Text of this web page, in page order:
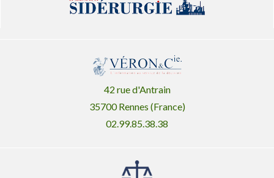
42 rue d'Antrain
35700 Rennes (France)
02.99.85.38.38